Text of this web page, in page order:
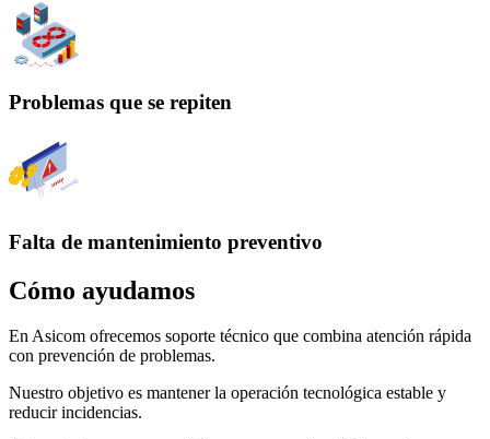
Problemas que se repiten
Falta de mantenimiento preventivo
Cómo ayudamos
En Asicom ofrecemos soporte técnico que combina atención rápida
con prevención de problemas.
Nuestro objetivo es mantener la operación tecnológica estable y
reducir incidencias.